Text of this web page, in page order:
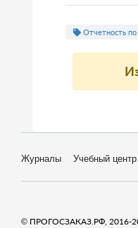
Отчетность
Журналы Учебный центр
© ПРОГОСЗАКАЗ.РФ, 2016-